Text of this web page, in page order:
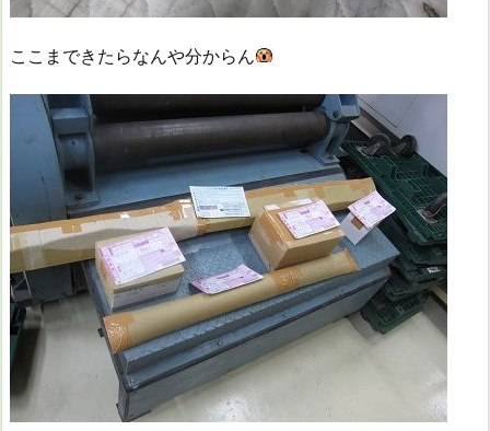
ここまできたらなんや分からん